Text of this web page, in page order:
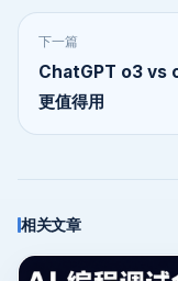
下一篇
ChatGPT o3 vs
更值得用
相关文章